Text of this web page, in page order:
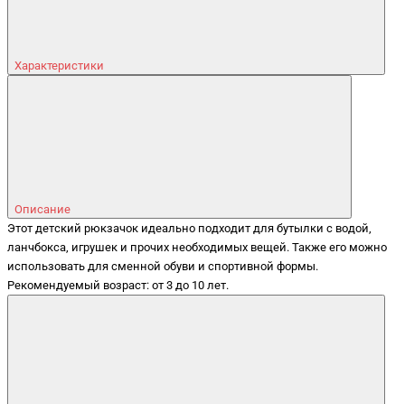
Характеристики
Описание
Этот детский рюкзачок идеально подходит для бутылки с водой,
ланчбокса, игрушек и прочих необходимых вещей. Также его можно
использовать для сменной обуви и спортивной формы.
Рекомендуемый возраст: от 3 до 10 лет.